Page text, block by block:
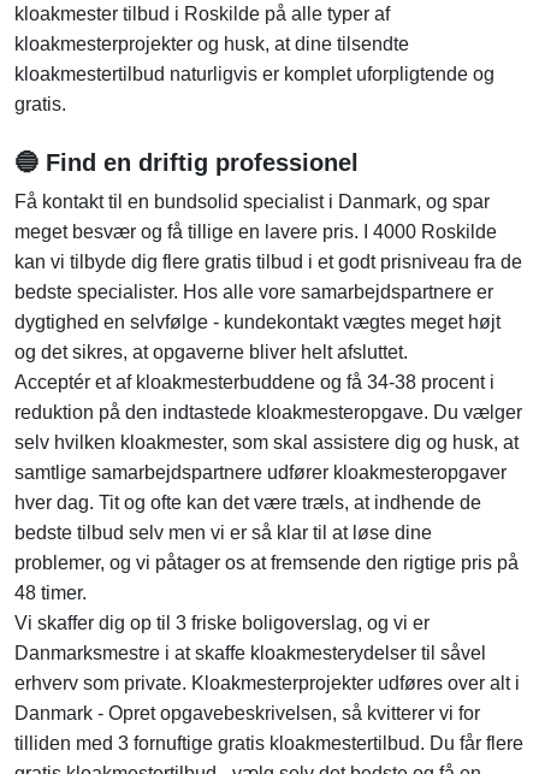
kloakmester tilbud i Roskilde på alle typer af
kloakmesterprojekter og husk, at dine tilsendte
kloakmestertilbud naturligvis er komplet uforpligtende og
gratis.
🔵 Find en driftig professionel
Få kontakt til en bundsolid specialist i Danmark, og spar
meget besvær og få tillige en lavere pris. I 4000 Roskilde
kan vi tilbyde dig flere gratis tilbud i et godt prisniveau fra de
bedste specialister. Hos alle vore samarbejdspartnere er
dygtighed en selvfølge - kundekontakt vægtes meget højt
og det sikres, at opgaverne bliver helt afsluttet.
Acceptér et af kloakmesterbuddene og få 34-38 procent i
reduktion på den indtastede kloakmesteropgave. Du vælger
selv hvilken kloakmester, som skal assistere dig og husk, at
samtlige samarbejdspartnere udfører kloakmesteropgaver
hver dag. Tit og ofte kan det være træls, at indhende de
bedste tilbud selv men vi er så klar til at løse dine
problemer, og vi påtager os at fremsende den rigtige pris på
48 timer.
Vi skaffer dig op til 3 friske boligoverslag, og vi er
Danmarksmestre i at skaffe kloakmesterydelser til såvel
erhverv som private. Kloakmesterprojekter udføres over alt i
Danmark - Opret opgavebeskrivelsen, så kvitterer vi for
tilliden med 3 fornuftige gratis kloakmestertilbud. Du får flere